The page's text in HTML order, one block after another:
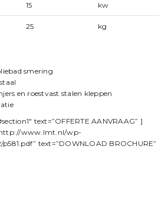
15 kw
25 kg
smering
en roestvast stalen kleppen
text=”OFFERTE AANVRAAG” ]
www.lmt.nl/wp-
text=”DOWNLOAD BROCHURE”